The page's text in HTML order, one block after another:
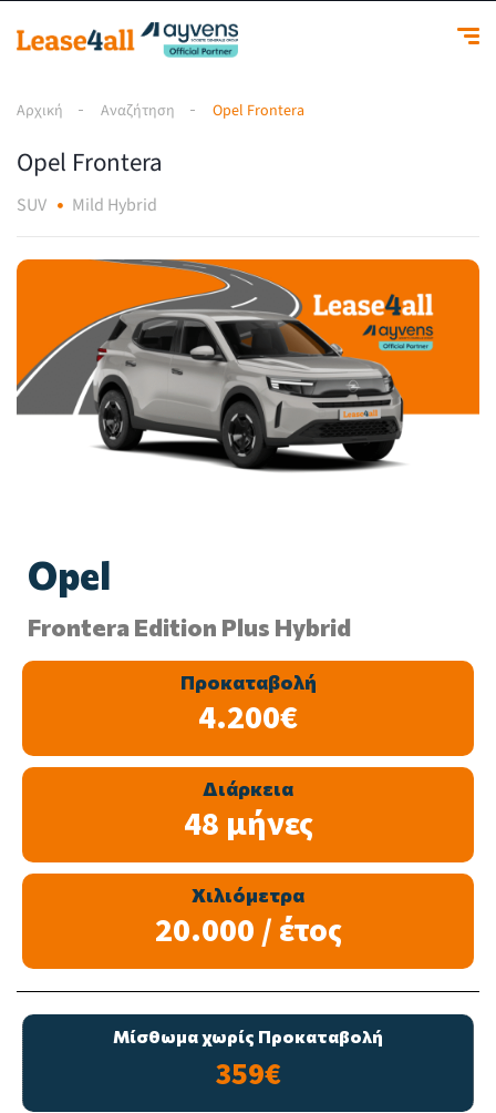
Αρχική Αναζήτηση Opel Frontera
Opel Frontera
SUV Mild Hybrid
Opel
Frontera Edition Plus Hybrid
Προκαταβολή
4.200€
Διάρκεια
48 μήνες
Χιλιόμετρα
20.000 / έτος
Μίσθωμα χωρίς Προκαταβολή
359€